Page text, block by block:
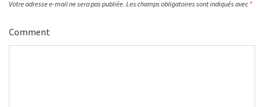
Votre adresse e-mail ne sera pas publiée. Les champs obligatoires sont indiqués avec *
Comment